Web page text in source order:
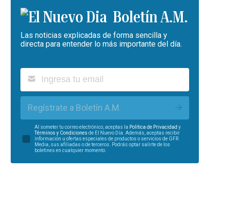
Boletín A.M.
Las noticias explicadas de forma sencilla y
directa para entender lo más importante del día.
Regístrate a Boletín A.M.
Al someter tu correo electrónico, aceptas la Política de Privacidad y
Términos y Condiciones de El Nuevo Día. Además, aceptas recibir
información u ofertas especiales de productos o servicios de GFR
Media, sus afiliadas o de terceros. Podrás optar salirte de los
boletines en cualquier momento.